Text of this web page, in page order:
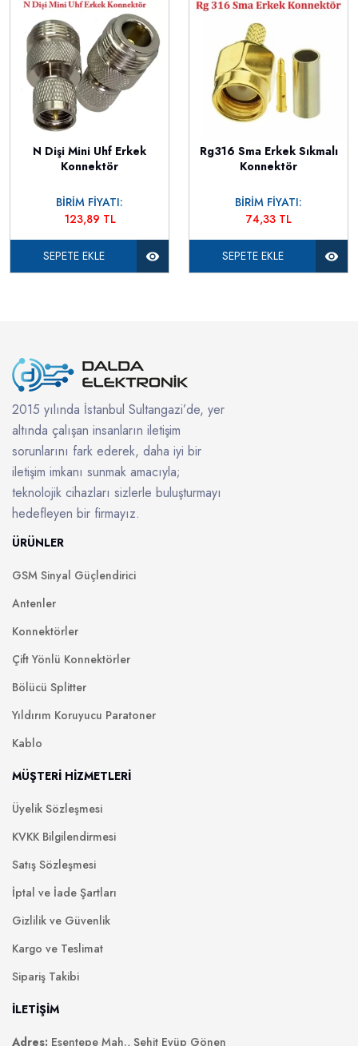
N Dişi Mini Uhf Erkek
Konnektör
BİRİM FİYATI:
123,89 TL
SEPETE EKLE
Rg316 Sma Erkek Sıkmalı
Konnektör
BİRİM FİYATI:
74,33 TL
SEPETE EKLE
2015 yılında İstanbul Sultangazi’de, yer
altında çalışan insanların iletişim
sorunlarını fark ederek, daha iyi bir
iletişim imkanı sunmak amacıyla;
teknolojik cihazları sizlerle buluşturmayı
hedefleyen bir firmayız.
ÜRÜNLER
GSM Sinyal Güçlendirici
Antenler
Konnektörler
Çift Yönlü Konnektörler
Bölücü Splitter
Yıldırım Koruyucu Paratoner
Kablo
MÜŞTERİ HİZMETLERİ
Üyelik Sözleşmesi
KVKK Bilgilendirmesi
Satış Sözleşmesi
İptal ve İade Şartları
Gizlilik ve Güvenlik
Kargo ve Teslimat
Sipariş Takibi
İLETİŞİM
Adres: Esentepe Mah., Şehit Eyüp Gönen